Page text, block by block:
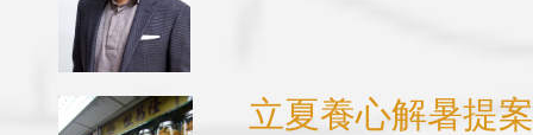
立夏養心解暑提案